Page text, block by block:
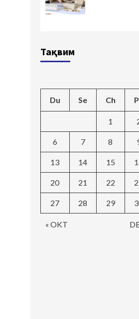
Тақвим
Du Se Ch
« OKT
1
6 7 8
13 14 15
20 21 22
27 28 29